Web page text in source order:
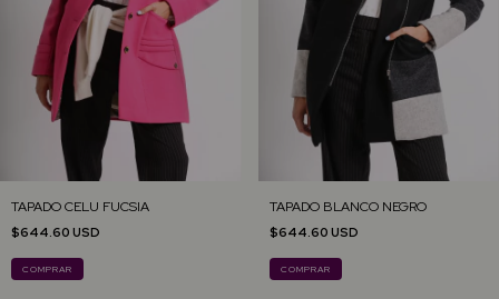
TAPADO CELU FUCSIA
$644.60 USD
COMPRAR
TAPADO BLANCO NEGRO
$644.60 USD
COMPRAR